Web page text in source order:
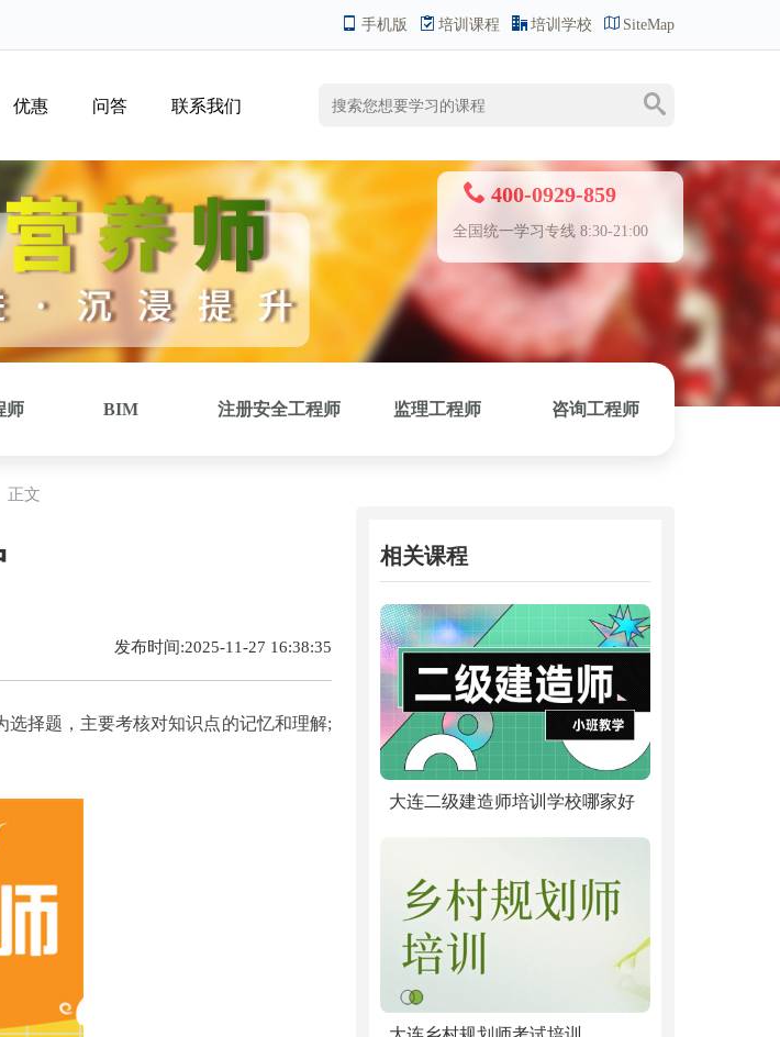
手机版 培训课程 培训学校 SiteMap
优惠 问答 联系我们
400-0929-859
全国统一学习专线 8:30-21:00
师 BIM 注册安全工程师 监理工程师 咨询工程师
正文
发布时间:2025-11-27 16:38:35
选择题，主要考核对知识点的记忆和理解;
相关课程
大连二级建造师培训学校哪家好